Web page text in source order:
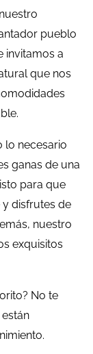
pueblo
invitamos a
que nos
lo necesario
ganas de una
para que
disfrutes de
nuestro
exquisitos
No te